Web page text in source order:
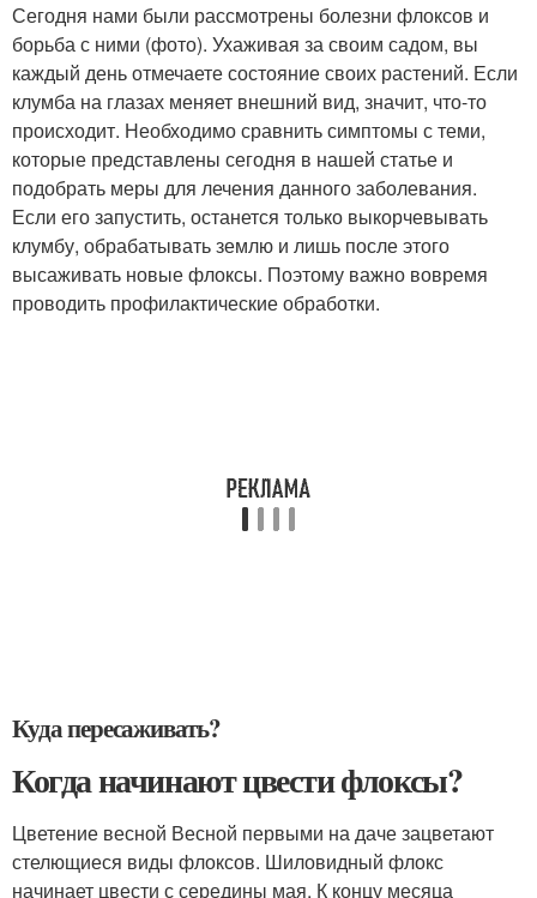
​Сегодня нами были рассмотрены болезни флоксов и
борьба с ними (фото). Ухаживая за своим садом, вы
каждый день отмечаете состояние своих растений. Если
клумба на глазах меняет внешний вид, значит, что-то
происходит. Необходимо сравнить симптомы с теми,
которые представлены сегодня в нашей статье и
подобрать меры для лечения данного заболевания.
Если его запустить, останется только выкорчевывать
клумбу, обрабатывать землю и лишь после этого
высаживать новые флоксы. Поэтому важно вовремя
проводить профилактические обработки.​
Куда пересаживать?
Когда начинают цвести флоксы?
Цветение весной Весной первыми на даче зацветают
стелющиеся виды флоксов. Шиловидный флокс
начинает цвести с середины мая. К концу месяца